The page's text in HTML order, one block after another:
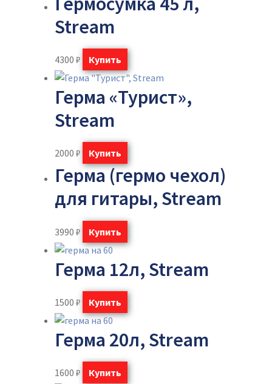
Stream
4300 ₽ Купить
Герма «Турист»,
Stream
2000 ₽ Купить
Герма (гермо чехол)
для гитары, Stream
3990 ₽ Купить
Герма 12л, Stream
1500 ₽ Купить
Герма 20л, Stream
1600 ₽ Купить